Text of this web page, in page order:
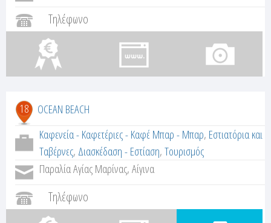
Τηλέφωνο
18
OCEAN BEACH
Καφενεία - Καφετέριες - Καφέ Μπαρ - Μπαρ, Εστιατόρια και
Ταβέρνες, Διασκέδαση - Εστίαση,Τουρισμός
Παραλία Αγίας Μαρίνας, Αίγινα
Τηλέφωνο